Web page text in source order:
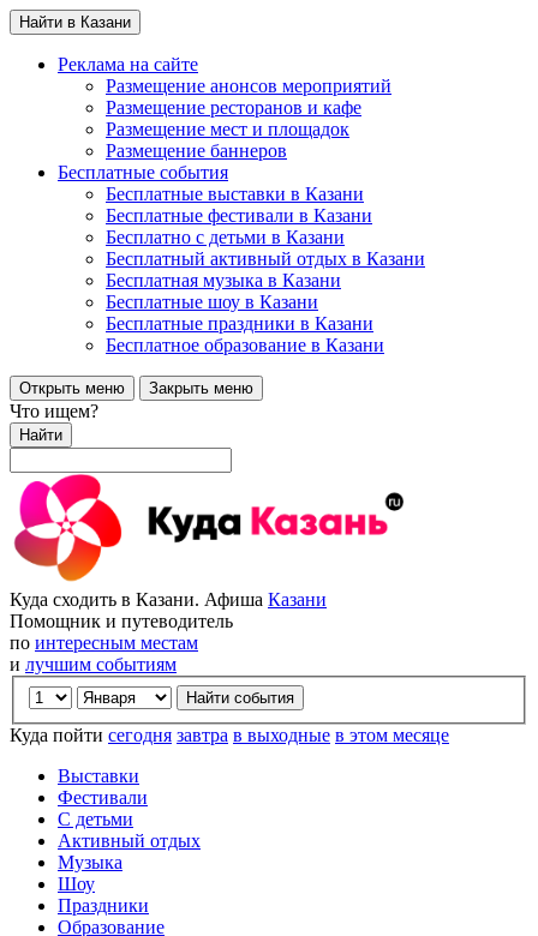
Найти в Казани
Реклама на сайте
Размещение анонсов мероприятий
Размещение ресторанов и кафе
Размещение мест и площадок
Размещение баннеров
Бесплатные события
Бесплатные выставки в Казани
Бесплатные фестивали в Казани
Бесплатно с детьми в Казани
Бесплатный активный отдых в Казани
Бесплатная музыка в Казани
Бесплатные шоу в Казани
Бесплатные праздники в Казани
Бесплатное образование в Казани
Открыть меню Закрыть меню
Что ищем?
Найти
Куда сходить в Казани. Афиша Казани
Помощник и путеводитель
по интересным местам
и лучшим событиям
Куда пойти сегодня завтра в выходные в этом месяце
Выставки
Фестивали
С детьми
Активный отдых
Музыка
Шоу
Праздники
Образование